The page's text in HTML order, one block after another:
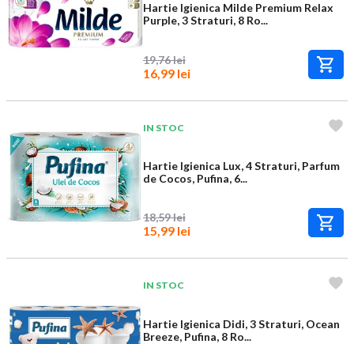
Hartie Igienica Milde Premium Relax
Purple, 3 Straturi, 8 Ro...
19,76 lei
16,99 lei
IN STOC
Hartie Igienica Lux, 4 Straturi, Parfum
de Cocos, Pufina, 6...
18,59 lei
15,99 lei
IN STOC
Hartie Igienica Didi, 3 Straturi, Ocean
Breeze, Pufina, 8 Ro...